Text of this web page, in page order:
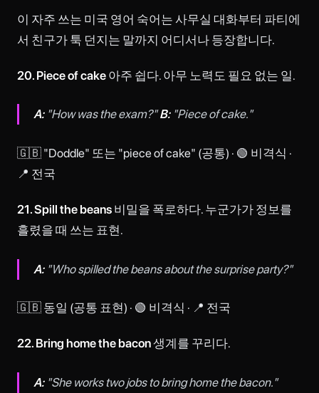
이 자주 쓰는 미국 영어 숙어는 사무실 대화부터 파티에
서 친구가 툭 던지는 말까지 어디서나 등장합니다.
20. Piece of cake 아주 쉽다. 아무 노력도 필요 없는 일.
A:"How was the exam?"B:"Piece of cake."
🇬🇧 "Doddle" 또는 "piece of cake" (공통) · 🟢 비격식 ·
📍 전국
21. Spill the beans 비밀을 폭로하다. 누군가가 정보를
흘렸을 때 쓰는 표현.
A:"Who spilled the beans about the surprise party?"
🇬🇧 동일 (공통 표현) · 🟢 비격식 · 📍 전국
22. Bring home the bacon생계를 꾸리다.
A:"She works two jobs to bring home the bacon."